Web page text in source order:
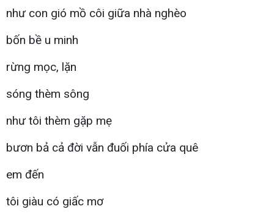
như con gió mồ côi giữa nhà nghèo
bốn bề u minh
rừng mọc, lặn
sóng thèm sông
như tôi thèm gặp mẹ
bươn bả cả đời vẫn đuối phía cửa quê
em đến
tôi giàu có giấc mơ